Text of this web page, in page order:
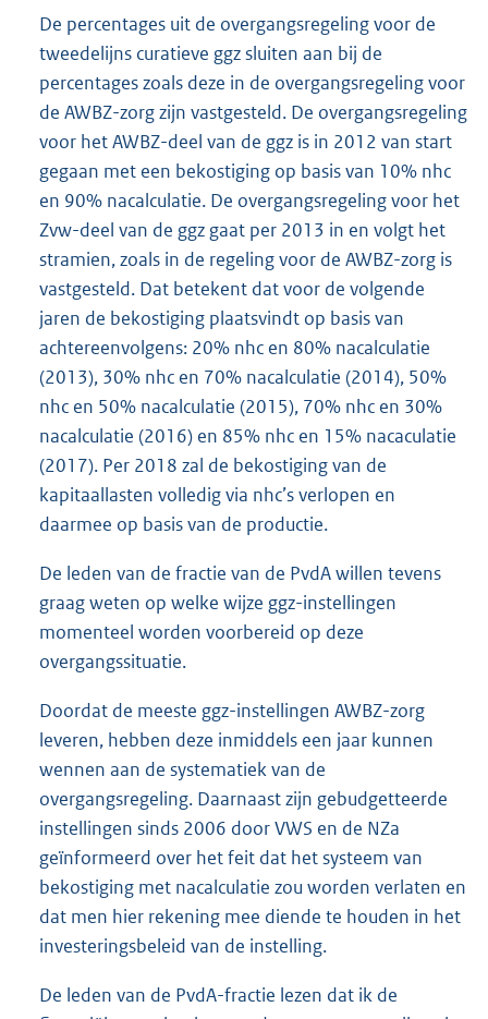
De percentages uit de overgangsregeling voor de
tweedelijns curatieve ggz sluiten aan bij de
percentages zoals deze in de overgangsregeling voor
de AWBZ-zorg zijn vastgesteld. De overgangsregeling
voor het AWBZ-deel van de ggz is in 2012 van start
gegaan met een bekostiging op basis van 10% nhc
en 90% nacalculatie. De overgangsregeling voor het
Zvw-deel van de ggz gaat per 2013 in en volgt het
stramien, zoals in de regeling voor de AWBZ-zorg is
vastgesteld. Dat betekent dat voor de volgende
jaren de bekostiging plaatsvindt op basis van
achtereenvolgens: 20% nhc en 80% nacalculatie
(2013), 30% nhc en 70% nacalculatie (2014), 50%
nhc en 50% nacalculatie (2015), 70% nhc en 30%
nacalculatie (2016) en 85% nhc en 15% nacaculatie
(2017). Per 2018 zal de bekostiging van de
kapitaallasten volledig via nhc’s verlopen en
daarmee op basis van de productie.
De leden van de fractie van de PvdA willen tevens
graag weten op welke wijze ggz-instellingen
momenteel worden voorbereid op deze
overgangssituatie.
Doordat de meeste ggz-instellingen AWBZ-zorg
leveren, hebben deze inmiddels een jaar kunnen
wennen aan de systematiek van de
overgangsregeling. Daarnaast zijn gebudgetteerde
instellingen sinds 2006 door VWS en de NZa
geïnformeerd over het feit dat het systeem van
bekostiging met nacalculatie zou worden verlaten en
dat men hier rekening mee diende te houden in het
investeringsbeleid van de instelling.
De leden van de PvdA-fractie lezen dat ik de